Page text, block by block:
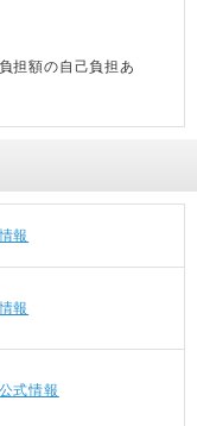
担額の自己負担あ
報
報
式情報